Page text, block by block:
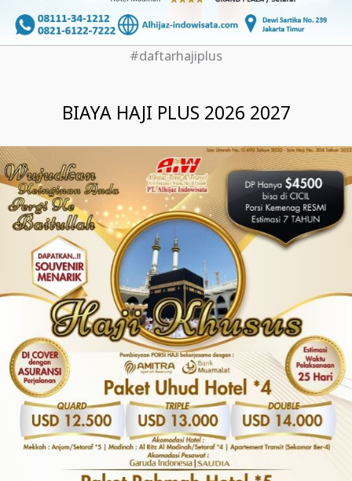
#daftarhajiplus
BIAYA HAJI PLUS 2026 2027